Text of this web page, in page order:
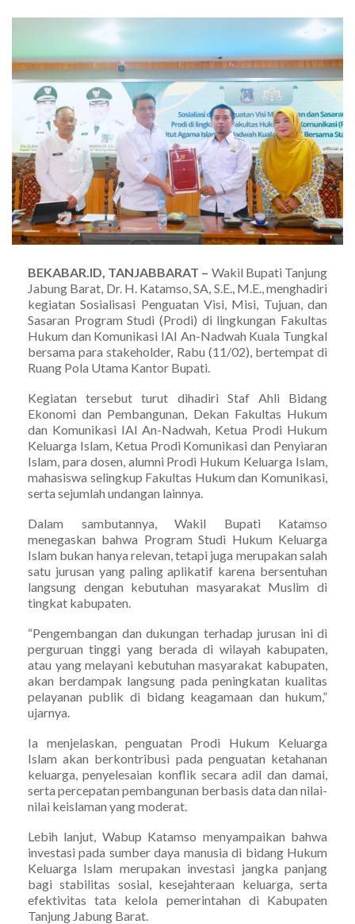
BEKABAR.ID, TANJABBARAT – Wakil Bupati Tanjung
Jabung Barat, Dr. H. Katamso, SA, S.E., M.E., menghadiri
kegiatan Sosialisasi Penguatan Visi, Misi, Tujuan, dan
Sasaran Program Studi (Prodi) di lingkungan Fakultas
Hukum dan Komunikasi IAI An-Nadwah Kuala Tungkal
bersama para stakeholder, Rabu (11/02), bertempat di
Ruang Pola Utama Kantor Bupati.
Kegiatan tersebut turut dihadiri Staf Ahli Bidang
Ekonomi dan Pembangunan, Dekan Fakultas Hukum
dan Komunikasi IAI An-Nadwah, Ketua Prodi Hukum
Keluarga Islam, Ketua Prodi Komunikasi dan Penyiaran
Islam, para dosen, alumni Prodi Hukum Keluarga Islam,
mahasiswa selingkup Fakultas Hukum dan Komunikasi,
serta sejumlah undangan lainnya.
Dalam sambutannya, Wakil Bupati Katamso
menegaskan bahwa Program Studi Hukum Keluarga
Islam bukan hanya relevan, tetapi juga merupakan salah
satu jurusan yang paling aplikatif karena bersentuhan
langsung dengan kebutuhan masyarakat Muslim di
tingkat kabupaten.
“Pengembangan dan dukungan terhadap jurusan ini di
perguruan tinggi yang berada di wilayah kabupaten,
atau yang melayani kebutuhan masyarakat kabupaten,
akan berdampak langsung pada peningkatan kualitas
pelayanan publik di bidang keagamaan dan hukum,”
ujarnya.
Ia menjelaskan, penguatan Prodi Hukum Keluarga
Islam akan berkontribusi pada penguatan ketahanan
keluarga, penyelesaian konflik secara adil dan damai,
serta percepatan pembangunan berbasis data dan nilai-
nilai keislaman yang moderat.
Lebih lanjut, Wabup Katamso menyampaikan bahwa
investasi pada sumber daya manusia di bidang Hukum
Keluarga Islam merupakan investasi jangka panjang
bagi stabilitas sosial, kesejahteraan keluarga, serta
efektivitas tata kelola pemerintahan di Kabupaten
Tanjung Jabung Barat.